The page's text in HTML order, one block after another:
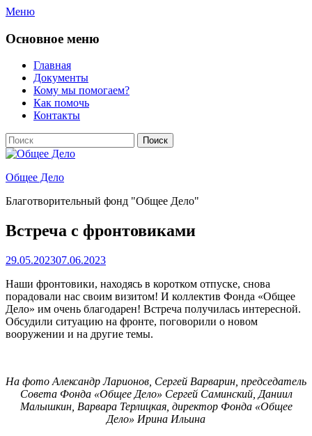
Перейти
содержимому
Меню
Основное меню
Главная
Документы
Кому мы помогаем?
Как помочь
Контакты
Поиск
Найти:
Общее Дело
Благотворительный фонд "Общее Дело"
Встреча с фронтовиками
Опубликовано
29.05.202307.06.2023
Наши фронтовики, находясь в коротком отпуске, снова
порадовали нас своим визитом! И коллектив Фонда «Общее
Дело» им очень благодарен! Встреча получилась интересной.
Обсудили ситуацию на фронте, поговорили о новом
вооружении и на другие темы.
На фото Александр Ларионов, Сергей Варварин, председатель
Совета Фонда «Общее Дело» Сергей Саминский, Даниил
Малышкин, Варвара Терлицкая, директор Фонда «Общее
Дело» Ирина Ильина